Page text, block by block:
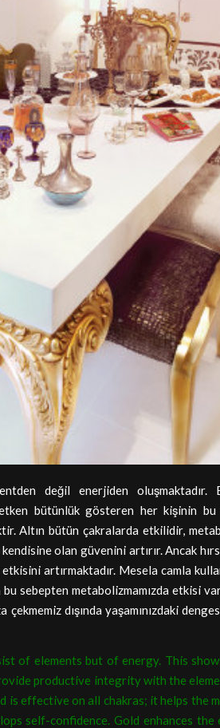
değil enerjiden oluşmaktadır.
bütünlük gösteren her kişinin bu
Altın bütün çakralarda etkilidir,
olan güvenini artırır. Ancak hırs
artırmaktadır. Mesela camla
sebepten metabolizmamızda etkisi
çekmemiz dışında yaşamınızdaki
of elements but of energy. This
productive integrity with the
is effective on all chakras; it helps the
self-confidence. Gold enhances